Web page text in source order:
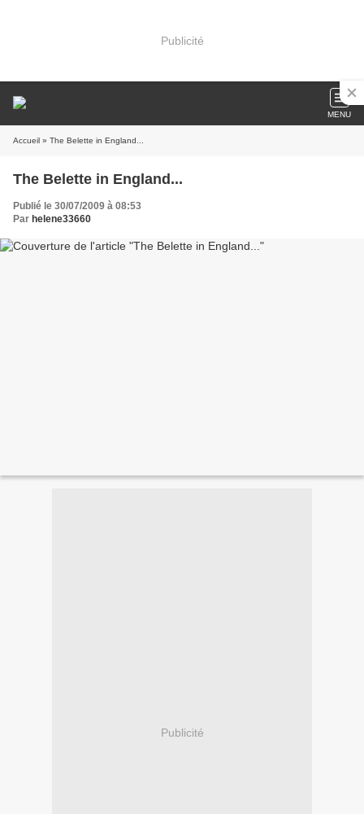
Publicité
MENU
Accueil » The Belette in England...
The Belette in England...
Publié le 30/07/2009 à 08:53
Par helene33660
Publicité